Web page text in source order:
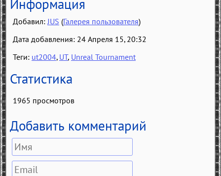
Информация
Добавил:JUS (Галерея пользователя)
Дата добавления: 24 Апреля 15, 20:32
Теги: ut2004, UT, Unreal Tournament
Статистика
1965 просмотров
Добавить комментарий